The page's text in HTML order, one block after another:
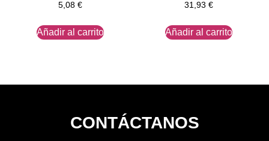
5,08 €
Añadir al carrito
31,93 €
Añadir al carrito
CONTÁCTANOS